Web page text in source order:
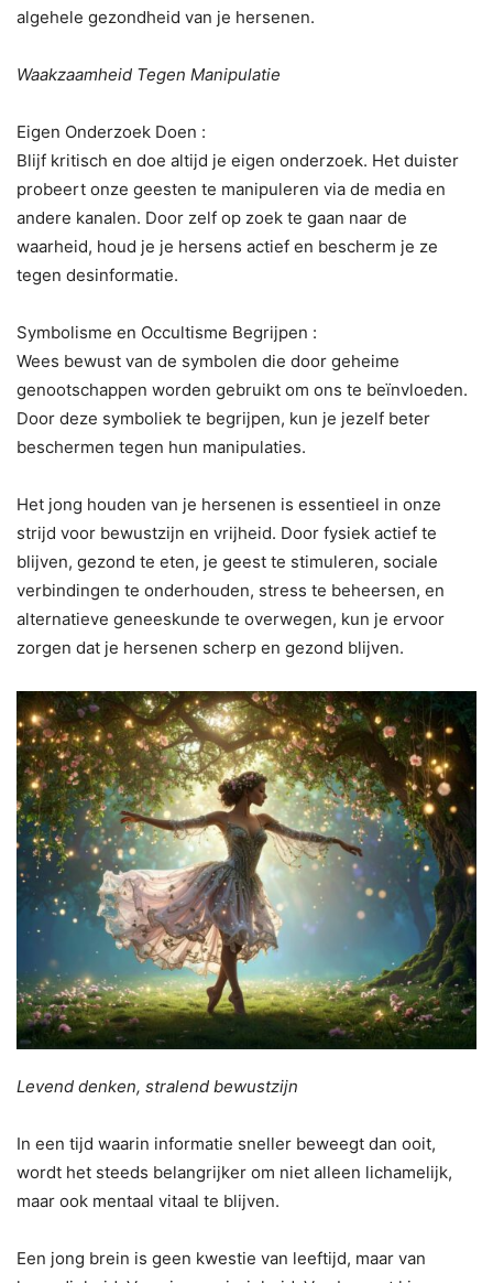
algehele gezondheid van je hersenen.
Waakzaamheid Tegen Manipulatie
Eigen Onderzoek Doen :
Blijf kritisch en doe altijd je eigen onderzoek. Het duister
probeert onze geesten te manipuleren via de media en
andere kanalen. Door zelf op zoek te gaan naar de
waarheid, houd je je hersens actief en bescherm je ze
tegen desinformatie.
Symbolisme en Occultisme Begrijpen :
Wees bewust van de symbolen die door geheime
genootschappen worden gebruikt om ons te beïnvloeden.
Door deze symboliek te begrijpen, kun je jezelf beter
beschermen tegen hun manipulaties.
Het jong houden van je hersenen is essentieel in onze
strijd voor bewustzijn en vrijheid. Door fysiek actief te
blijven, gezond te eten, je geest te stimuleren, sociale
verbindingen te onderhouden, stress te beheersen, en
alternatieve geneeskunde te overwegen, kun je ervoor
zorgen dat je hersenen scherp en gezond blijven.
Levend denken, stralend bewustzijn
In een tijd waarin informatie sneller beweegt dan ooit,
wordt het steeds belangrijker om niet alleen lichamelijk,
maar ook mentaal vitaal te blijven.
Een jong brein is geen kwestie van leeftijd, maar van